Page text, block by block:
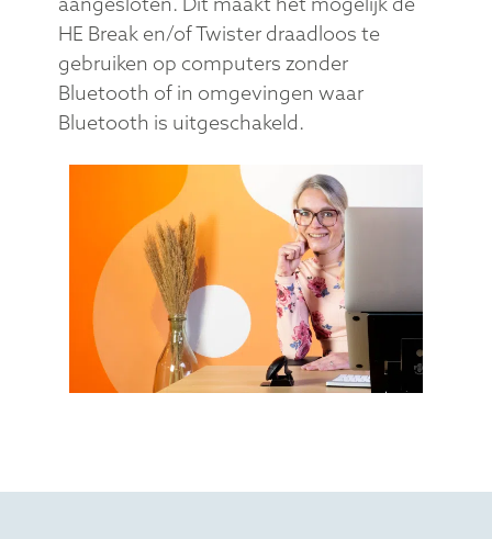
HE Break en/of Twister draadloos te
gebruiken op computers zonder
Bluetooth of in omgevingen waar
Bluetooth is uitgeschakeld.